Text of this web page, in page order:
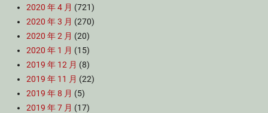
2020 年 4 月 (721)
2020 年 3 月 (270)
2020 年 2 月 (20)
2020 年 1 月 (15)
2019 年 12 月 (8)
2019 年 11 月 (22)
2019 年 8 月 (5)
2019 年 7 月 (17)